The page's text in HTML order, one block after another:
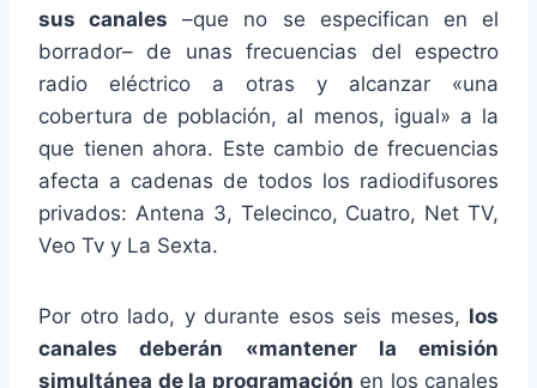
sus canales –que no se especifican en el
borrador– de unas frecuencias del espectro
radio eléctrico a otras y alcanzar «una
cobertura de población, al menos, igual» a la
que tienen ahora. Este cambio de frecuencias
afecta a cadenas de todos los radiodifusores
privados: Antena 3, Telecinco, Cuatro, Net TV,
Veo Tv y La Sexta.
Por otro lado, y durante esos seis meses, los
canales deberán «mantener la emisión
simultánea de la programación en los canales